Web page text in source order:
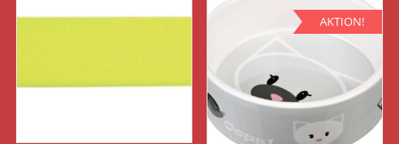
AKTION!